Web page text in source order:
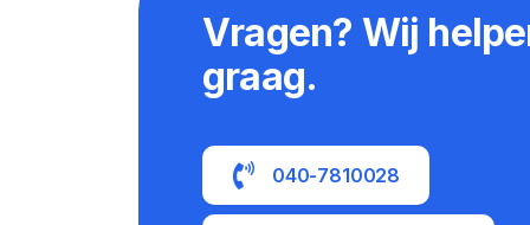
Vragen? Wij
graag.
040-7810028